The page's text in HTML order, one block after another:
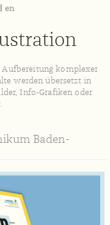
komplexer
werden übersetzt in
Info-Grafiken oder
Baden-
en